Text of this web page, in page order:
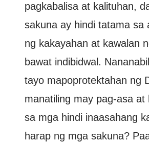
pagkabalisa at kalituhan,
sakuna ay hindi tatama sa
ng kakayahan at kawalan
bawat indibidwal.
tayo mapoprotektahan ng
manatiling may pag-asa
sa mga hindi inaasahang
harap ng mga sakuna?